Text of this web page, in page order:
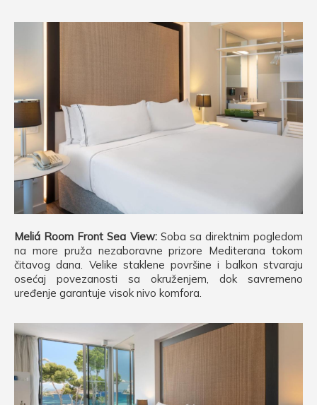
Meliá Room Front Sea View: Soba sa direktnim pogledom
na more pruža nezaboravne prizore Mediterana tokom
čitavog dana. Velike staklene površine i balkon stvaraju
osećaj povezanosti sa okruženjem, dok savremeno
uređenje garantuje visok nivo komfora.